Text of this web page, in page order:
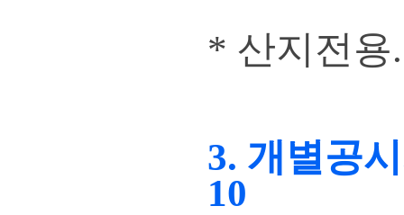
* 산지전용
3. 개별공
10